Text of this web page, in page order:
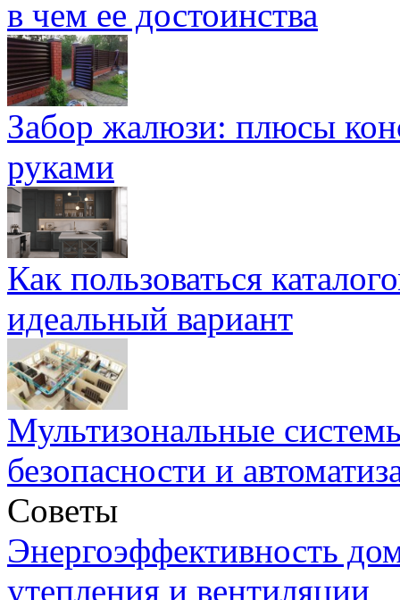
в чем ее достоинства
Забор жалюзи: плюсы
руками
Как пользоваться
идеальный вариант
Мультизональные
безопасности и
Советы
Энергоэффективность
утепления и вентиляции